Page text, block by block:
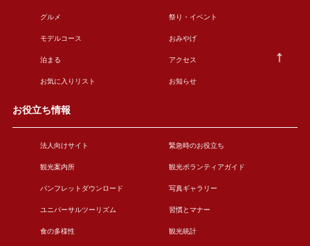
グルメ 祭り・イベント
モデルコース おみやげ
泊まる アクセス
お気に入りリスト お知らせ
お役立ち情報
法人向けサイト 緊急時のお役立ち
観光案内所 観光ボランティアガイド
パンフレットダウンロード 写真ギャラリー
ユニバーサルツーリズム 習慣とマナー
食の多様性 観光統計